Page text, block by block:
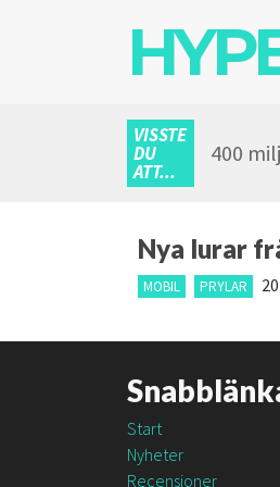
VISSTE
DU
ATT...
400
Nya lurar
MOBIL PRYLAR
Start
Nyheter
Recensioner